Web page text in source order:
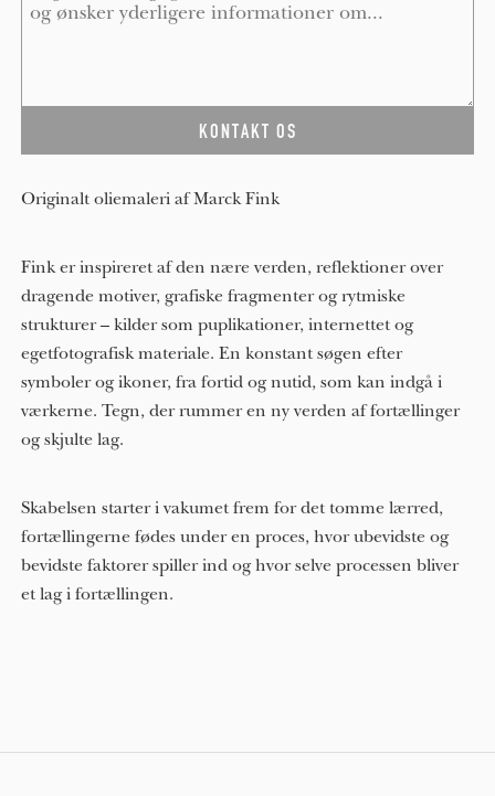
Originalt oliemaleri af Marck Fink
Fink er inspireret af den nære verden, reflektioner over
dragende motiver, grafiske fragmenter og rytmiske
strukturer – kilder som puplikationer, internettet og
egetfotografisk materiale. En konstant søgen efter
symboler og ikoner, fra fortid og nutid, som kan indgå i
værkerne. Tegn, der rummer en ny verden af fortællinger
og skjulte lag.
Skabelsen starter i vakumet frem for det tomme lærred,
fortællingerne fødes under en proces, hvor ubevidste og
bevidste faktorer spiller ind og hvor selve processen bliver
et lag i fortællingen.